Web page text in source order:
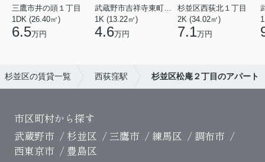
三鷹市井の頭１丁目
1DK (26.40㎡)
6.5万円
1K (13.22㎡)
4.6万円
杉並区西荻北１丁目
2K (34.02㎡)
7.1万円
杉並区の賃貸一覧 西荻窪駅 杉並区松庵２丁目のアパート
市区町村から探す
武蔵野市
杉並区 三鷹市 練馬区
調布市
西東京市
豊島区